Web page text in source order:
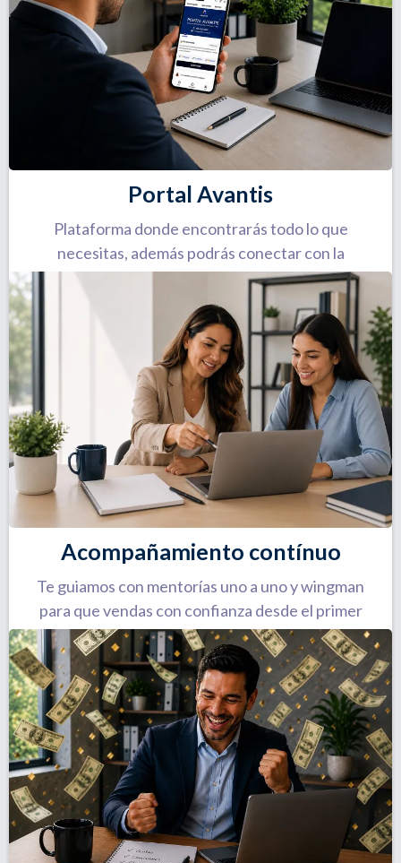
Portal Avantis
Plataforma donde encontrarás todo lo que
necesitas, además podrás conectar con la
comunidad Avantis.
Acompañamiento contínuo
Te guiamos con mentorías uno a uno y wingman
para que vendas con confianza desde el primer
momento.